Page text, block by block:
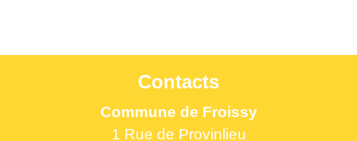
Contacts
Commune de Froissy
1 Rue de Provinlieu